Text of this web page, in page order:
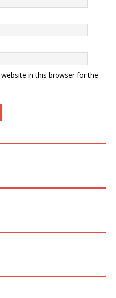
in this browser for the